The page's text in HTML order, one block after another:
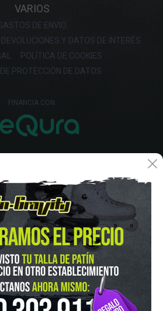
VARIOS
DE ENVIO
Y DATOS DE INTERÉS
POLÍTICA DE COOKIES
PROTECCIÓN DE DATOS
FINANCIA CON:
RETIRO
2